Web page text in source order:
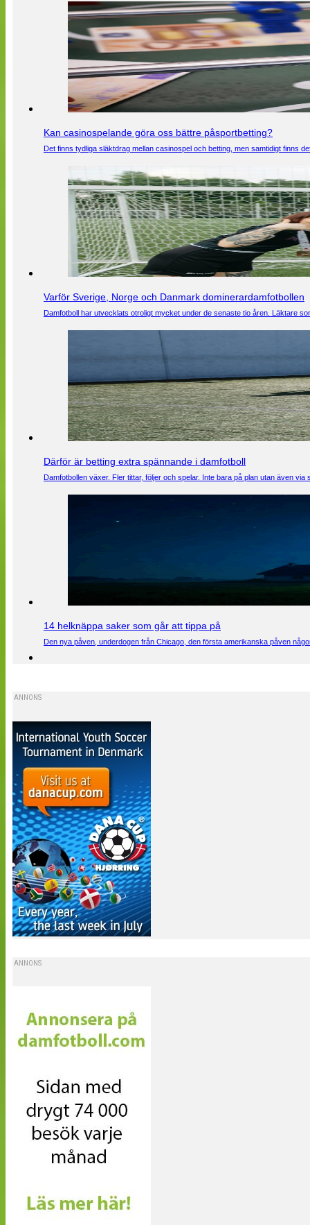
Kan casinospelande göra oss bättre påsportbetting?
Det finns tydliga släktdrag mellan casinospel och betting, men samtidigt finns
Varför Sverige, Norge och Danmark dominerardamfotbollen
Damfotboll har utvecklats otroligt mycket under de senaste tio åren. Läktare
Därför är betting extra spännande i damfotboll
Damfotbollen växer. Fler tittar, följer och spelar. Inte bara på plan utan även
14 helknäppa saker som går att tippa på
Den nya påven, underdogen från Chicago, den första amerikanska påven
ANNONS
ANNONS